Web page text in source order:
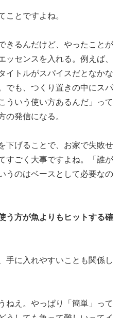
ことですよね。
きるんだけど、やったことが
ッセンスを入れる。例えば、
イトルがスパイスだとなかな
でも、つくり置きの中にスパ
ういう使い方あるんだ」って
の発信になる。
下げることで、お家で失敗せ
すごく大事ですよね。「誰が
うのはベースとして必要なの
う方が魚よりもヒットする確
手に入れやすいことも関係し
ねえ。やっぱり「簡単」って